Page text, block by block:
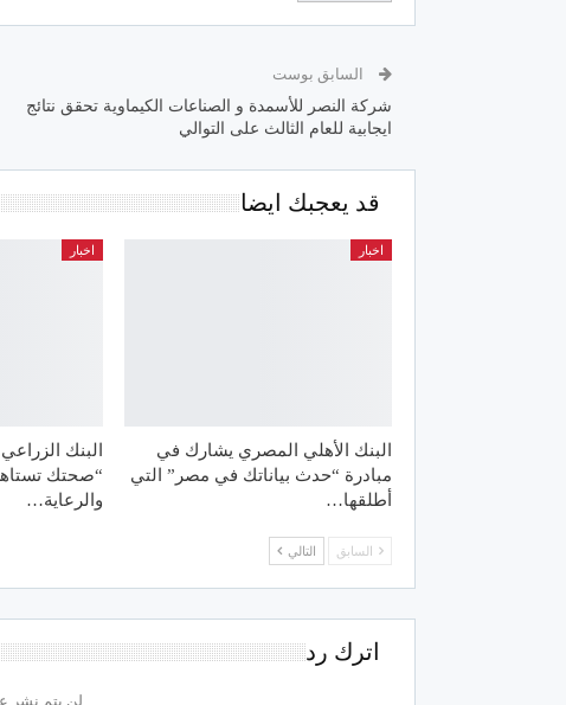
السابق بوست
شركة النصر للأسمدة و الصناعات الكيماوية تحقق نتائج
ايجابية للعام الثالث على التوالي
قد يعجبك ايضا
اخبار
البنك الأهلي المصري يشارك في
مبادرة “حدث بياناتك في مصر” التي
أطلقها…
اخبار
البنك
“صحتك
والرعاية…
السابق التالي
اترك رد
لن يتم نشر